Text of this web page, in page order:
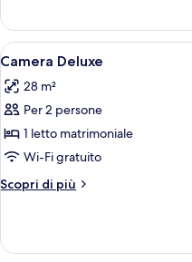
Junior
Apri
tutte
le
foto
per
Camera
Deluxe
5
Camera Deluxe
28 m²
Per 2 persone
1 letto matrimoniale
Wi-Fi gratuito
Scopri di più
Altri
Deluxe